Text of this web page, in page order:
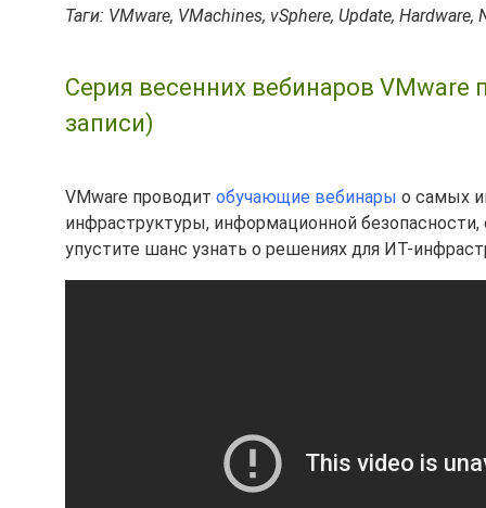
Таги: VMware, VMachines, vSphere, Update, Hardware,
Серия весенних вебинаров
записи)
VMware проводит обучающие вебинары о самых
инфраструктуры, информационной
упустите шанс узнать о решениях для ИТ-